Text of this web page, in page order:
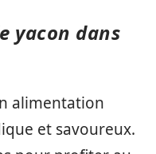
yacon dans
alimentation
et savoureux.